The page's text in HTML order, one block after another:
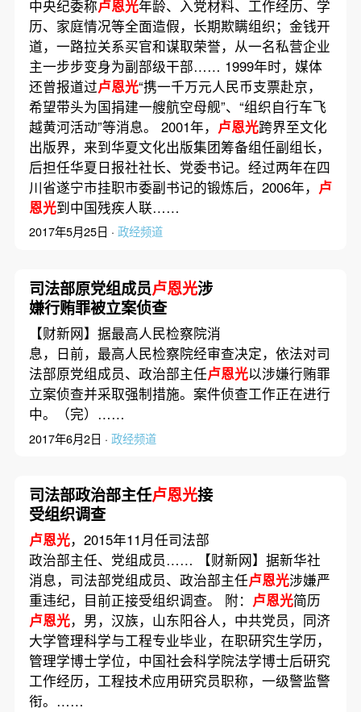
中央纪委称卢恩光年龄、入党材料、工作经历、学
历、家庭情况等全面造假，长期欺瞒组织；金钱开
道，一路拉关系买官和谋取荣誉，从一名私营企业
主一步步变身为副部级干部…… 1999年时，媒体
还曾报道过卢恩光“携一千万元人民币支票赴京，
希望带头为国捐建一艘航空母舰”、“组织自行车飞
越黄河活动”等消息。 2001年， 卢恩光跨界至文化
出版界，来到华夏文化出版集团筹备组任副组长，
后担任华夏日报社社长、党委书记。经过两年在四
川省遂宁市挂职市委副书记的锻炼后，2006年， 卢
恩光到中国残疾人联……
2017年5月25日 · 政经频道
司法部原党组成员卢恩光涉
嫌行贿罪被立案侦查
【财新网】据最高人民检察院消
息，日前，最高人民检察院经审查决定，依法对司
法部原党组成员、政治部主任卢恩光以涉嫌行贿罪
立案侦查并采取强制措施。案件侦查工作正在进行
中。（完）……
2017年6月2日 · 政经频道
司法部政治部主任卢恩光接
受组织调查
卢恩光，2015年11月任司法部
政治部主任、党组成员…… 【财新网】据新华社
消息，司法部党组成员、政治部主任卢恩光涉嫌严
重违纪，目前正接受组织调查。 附： 卢恩光简历
卢恩光，男，汉族，山东阳谷人，中共党员，同济
大学管理科学与工程专业毕业，在职研究生学历，
管理学博士学位，中国社会科学院法学博士后研究
工作经历，工程技术应用研究员职称，一级警监警
衔。……